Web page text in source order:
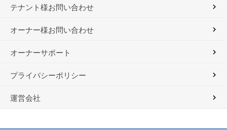
テナント様お問い合わせ
オーナー様お問い合わせ
オーナーサポート
プライバシーポリシー
運営会社